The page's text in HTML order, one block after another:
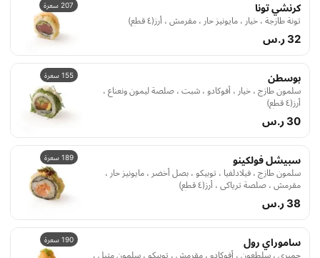
207 سعرة كرنشي تونا
تونة طازجة ، خيار ، مايونيز حار ، مقرمش ، أرز(٤ قطع)
32 ر.س
155 سعرة بوسطن
سلمون طازج ، خيار ، أفوكادو ، شبت ، صلصة ليمون ونعناع ،
أرز(٤ قطع)
30 ر.س
189 سعرة سبيشل فولكينو
سلمون طازج ، فيلادلفيا ، توبيكو ، بصل أخضر ، مايونيز حار ،
مقرمش ، صلصة ترياكي ، أرز(٤ قطع)
38 ر.س
190 سعرة ساموراي رول
جمبري ، سلطعون ، أفوكادو ، مقرمش ، توبيكو ، سلمون متبل ،